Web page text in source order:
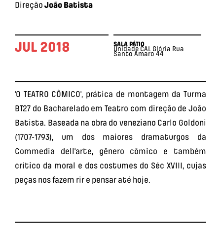
Direção João Batista
JUL 2018 SALA PÁTIO
Unidade CAL Glória Rua
Santo Amaro 44
'O TEATRO CÔMICO', prática de montagem da Turma
BT27 do Bacharelado em Teatro com direção de João
Batista. Baseada na obra do veneziano Carlo Goldoni
(1707-1793), um dos maiores dramaturgos da
Commedia dell'arte, gênero cômico e também
crítico da moral e dos costumes do Séc XVIII, cujas
peças nos fazem rir e pensar até hoje.